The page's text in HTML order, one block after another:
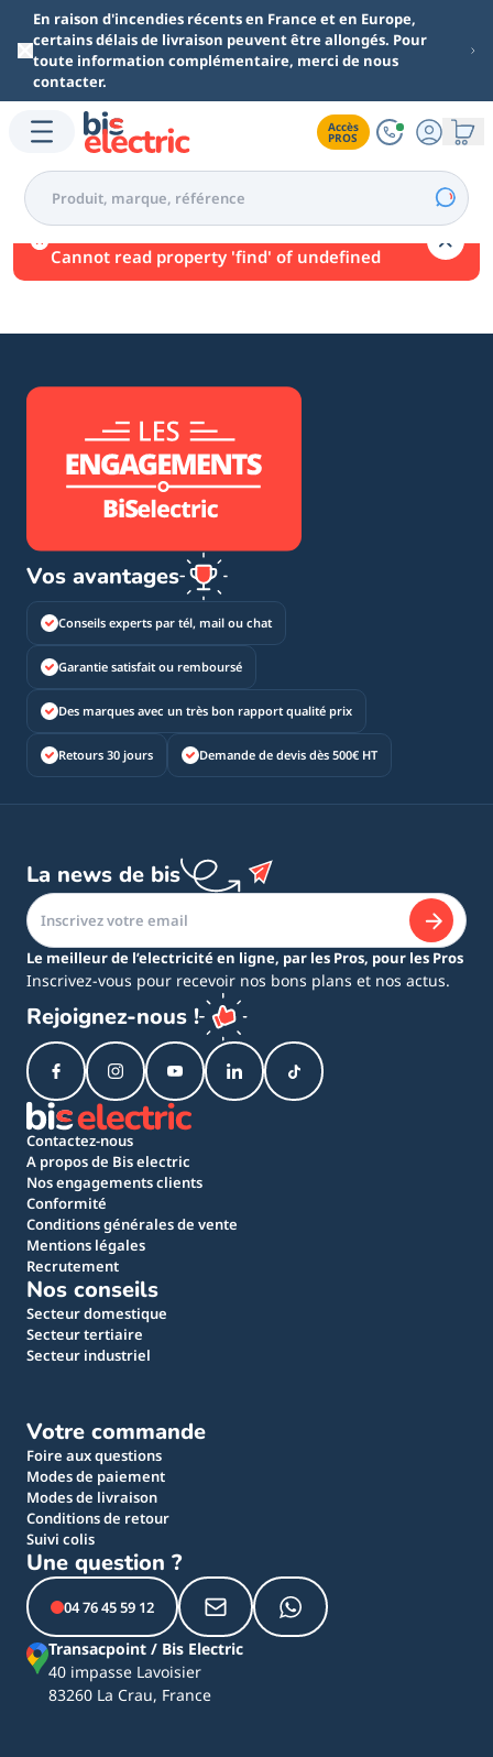
Aller au contenu principal
En raison d'incendies récents en France et en Europe,
certains délais de livraison peuvent être allongés. Pour
toute information complémentaire, merci de nous
contacter.
Accès
PROS
Une erreur est survenue.
Cannot read property 'find' of undefined
Vos avantages
Conseils experts par tél, mail ou chat
Garantie satisfait ou remboursé
Des marques avec un très bon rapport qualité prix
Retours 30 jours Demande de devis dès 500€ HT
La news de bis
Le meilleur de l’electricité en ligne, par les Pros, pour les Pros
Inscrivez-vous pour recevoir nos bons plans et nos actus.
Rejoignez-nous !
Contactez-nous
A propos de Bis electric
Nos engagements clients
Conformité
Conditions générales de vente
Mentions légales
Recrutement
Nos conseils
Secteur domestique
Secteur tertiaire
Secteur industriel
Votre commande
Foire aux questions
Modes de paiement
Modes de livraison
Conditions de retour
Suivi colis
Une question ?
04 76 45 59 12
Transacpoint / Bis Electric
40 impasse Lavoisier
83260 La Crau, France